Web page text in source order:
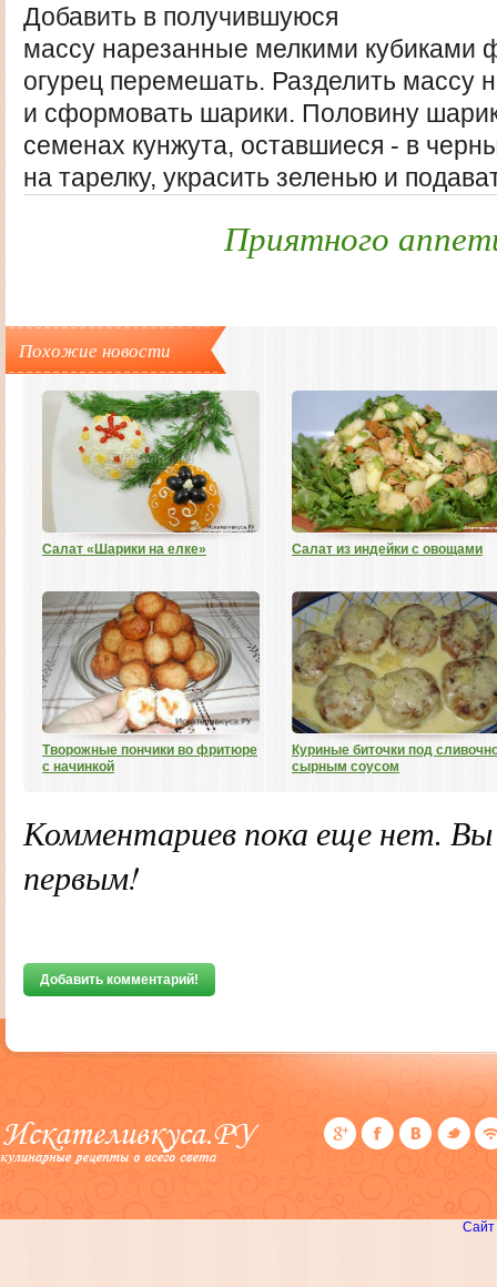
Добавить в получившуюся
массу нарезанные мелкими кубиками
огурец перемешать. Разделить массу
и сформовать шарики. Половину
семенах кунжута, оставшиеся - в
на тарелку, украсить зеленью и
Приятного
Похожие новости
Салат «Шарики на елке» Салат из индейки с овощами
Творожные пончики во фритюре
с начинкой
Куриные биточки под
сырным соусом
Комментариев пока еще нет.
первым!
Добавить комментарий!
Сайт